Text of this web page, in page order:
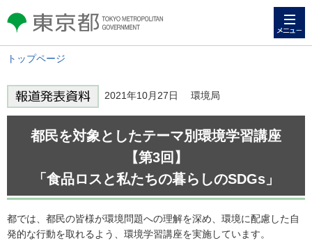
東京都 TOKYO METROPOLITAN
GOVERNMENT
トップページ
2021年10月27日 環境局
都民を対象としたテーマ別環境学習講座
【第3回】
「食品ロスと私たちの暮らしのSDGs」
都では、都民の皆様が環境問題への理解を深め、環境に配慮した自
発的な行動を取れるよう、環境学習講座を実施しています。